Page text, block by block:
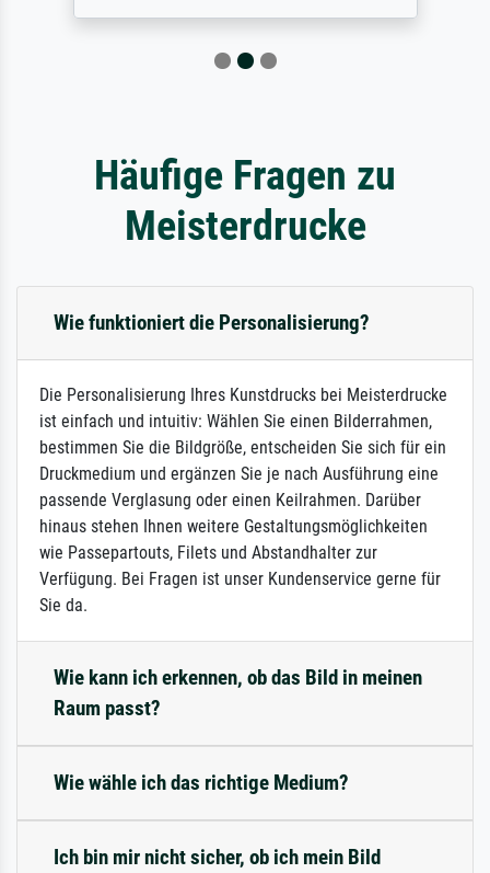
Häufige Fragen zu
Meisterdrucke
Wie funktioniert die Personalisierung?
Die Personalisierung Ihres Kunstdrucks bei Meisterdrucke
ist einfach und intuitiv: Wählen Sie einen Bilderrahmen,
bestimmen Sie die Bildgröße, entscheiden Sie sich für ein
Druckmedium und ergänzen Sie je nach Ausführung eine
passende Verglasung oder einen Keilrahmen. Darüber
hinaus stehen Ihnen weitere Gestaltungsmöglichkeiten
wie Passepartouts, Filets und Abstandhalter zur
Verfügung. Bei Fragen ist unser Kundenservice gerne für
Sie da.
Wie kann ich erkennen, ob das Bild in meinen
Raum passt?
Wie wähle ich das richtige Medium?
Ich bin mir nicht sicher, ob ich mein Bild